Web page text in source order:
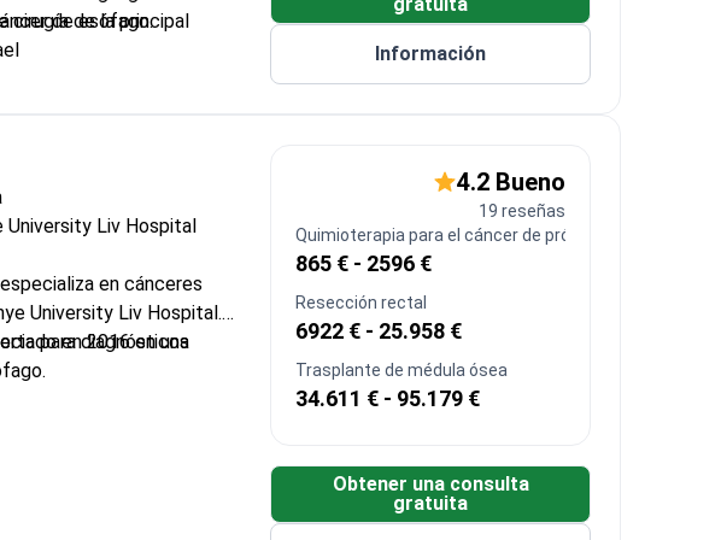
de esófago.
cirugía de la principal
tumores de páncreas y
sistema digestivo
oncología quirúrgica para
Información
University Liv Hospital
en cánceres
University Liv Hospital.
para diagnósticos
en 2016 en una
la Clínica Oncológica de
4.2 Bueno
19 reseñas
Quimioterapia para el cáncer de próstata.
865 € - 2596 €
Resección rectal
6922 € - 25.958 €
Trasplante de médula ósea
34.611 € - 95.179 €
Obtener una consulta
gratuita